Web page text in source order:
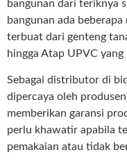
bangunan dari teriknya
bangunan ada
terbuat dari genteng
hingga Atap UPVC
Sebagai distributor di
dipercaya oleh
memberikan garansi
perlu khawatir apabila
pemakaian atau tidak